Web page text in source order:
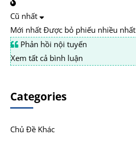
Cũ nhất
Mới nhất Được bỏ phiếu nhiều nhất
Phản hồi nội tuyến
Xem tất cả bình luận
Categories
Chủ Đề Khác